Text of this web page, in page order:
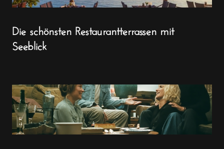
Die schönsten Restaurantterrassen mit
Seeblick